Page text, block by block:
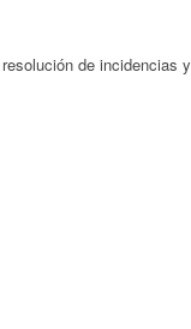
de incidencias y